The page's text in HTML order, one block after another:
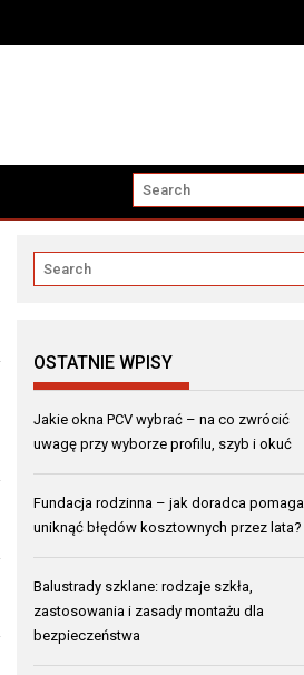
OSTATNIE WPISY
Jakie okna PCV wybrać – na co zwrócić
uwagę przy wyborze profilu, szyb i okuć
Fundacja rodzinna – jak doradca pomaga
uniknąć błędów kosztownych przez lata?
Balustrady szklane: rodzaje szkła,
zastosowania i zasady montażu dla
bezpieczeństwa